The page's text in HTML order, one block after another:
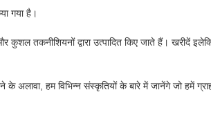
गया है।
तकनीशियनों द्वारा उत्पादित किए जाते हैं। खरीदें
के अलावा, हम विभिन्न संस्कृतियों के बारे में जानेंगे जो हमें